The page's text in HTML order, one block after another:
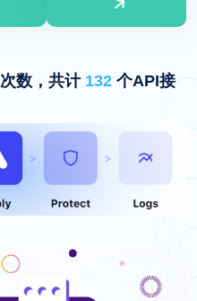
次数，共计 132 个API接